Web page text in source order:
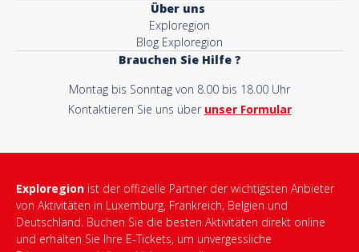
Über uns
Exploregion
Blog Exploregion
Brauchen Sie Hilfe ?
Montag bis Sonntag von 8.00 bis 18.00 Uhr
Kontaktieren Sie uns über unser Formular
Exploregion ist der offizielle Partner der wichtigsten Anbieter
von Aktivitäten in Luxemburg, Frankreich, Belgien und
Deutschland. Buchen Sie die besten Aktivitäten direkt online
und erhalten Sie Ihre E-Tickets, um unvergessliche